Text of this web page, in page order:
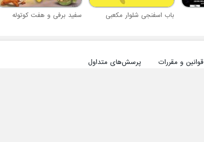
باب اسفنجی شلوار مکعبی سفید برفی و هفت کوتوله
قوانین و مقررات پرسش‌های متداول